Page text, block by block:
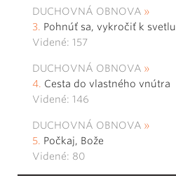
DUCHOVNÁ OBNOVA
Pohnúť sa, vykročiť k svetlu
Videné: 157
DUCHOVNÁ OBNOVA
Cesta do vlastného vnútra
Videné: 146
DUCHOVNÁ OBNOVA
Počkaj, Bože
Videné: 80